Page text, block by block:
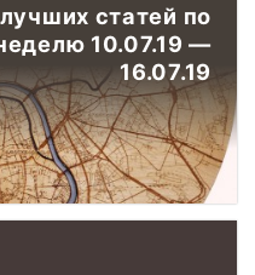
статей по
10.07.19 —
16.07.19